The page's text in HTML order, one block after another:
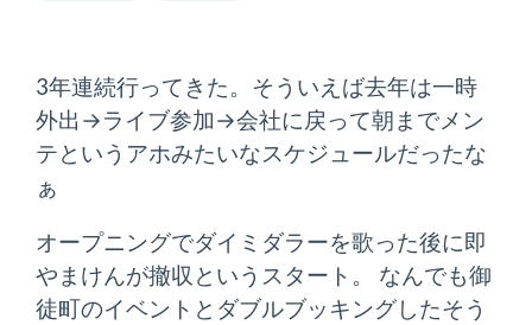
3年連続行ってきた。そういえば去年は一時
外出→ライブ参加→会社に戻って朝までメン
テというアホみたいなスケジュールだったな
ぁ
オープニングでダイミダラーを歌った後に即
やまけんが撤収というスタート。 なんでも御
徒町のイベントとダブルブッキングしたそう